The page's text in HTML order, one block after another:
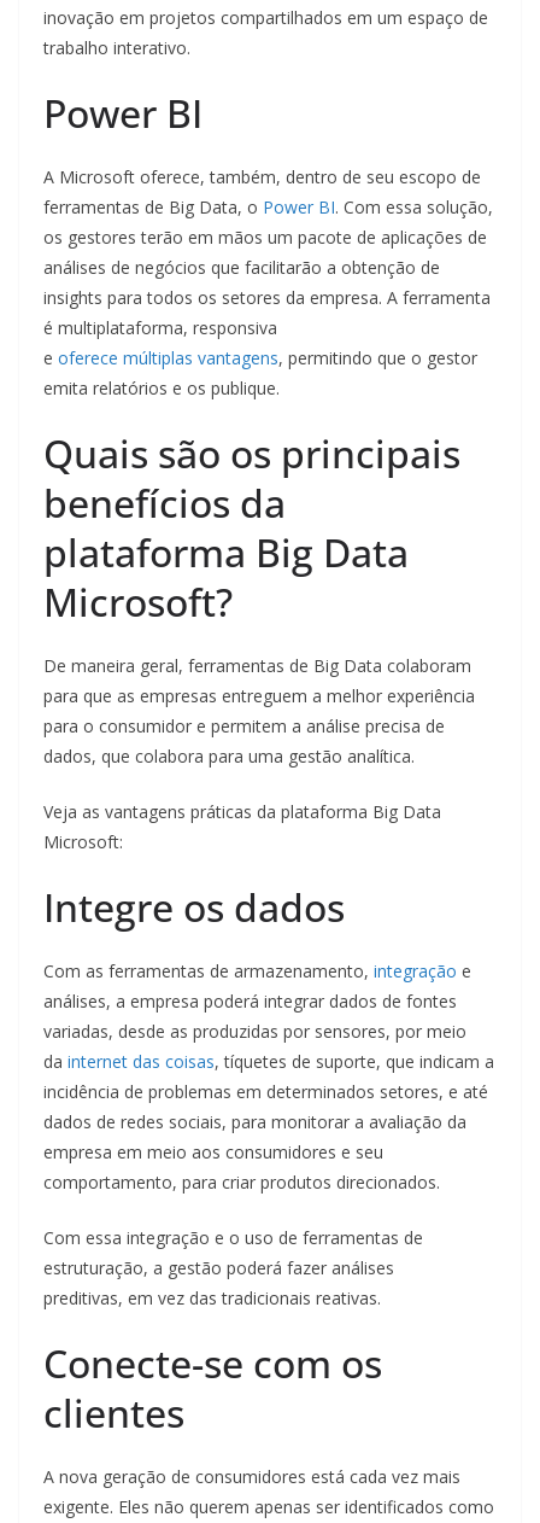
inovação em projetos compartilhados em um espaço de
trabalho interativo.
Power BI
A Microsoft oferece, também, dentro de seu escopo de
ferramentas de Big Data, o Power BI. Com essa solução,
os gestores terão em mãos um pacote de aplicações de
análises de negócios que facilitarão a obtenção de
insights para todos os setores da empresa. A ferramenta
é multiplataforma, responsiva
e oferece múltiplas vantagens, permitindo que o gestor
emita relatórios e os publique.
Quais são os principais
benefícios da
plataforma Big Data
Microsoft?
De maneira geral, ferramentas de Big Data colaboram
para que as empresas entreguem a melhor experiência
para o consumidor e permitem a análise precisa de
dados, que colabora para uma gestão analítica.
Veja as vantagens práticas da plataforma Big Data
Microsoft:
Integre os dados
Com as ferramentas de armazenamento, integração e
análises, a empresa poderá integrar dados de fontes
variadas, desde as produzidas por sensores, por meio
da internet das coisas, tíquetes de suporte, que indicam a
incidência de problemas em determinados setores, e até
dados de redes sociais, para monitorar a avaliação da
empresa em meio aos consumidores e seu
comportamento, para criar produtos direcionados.
Com essa integração e o uso de ferramentas de
estruturação, a gestão poderá fazer análises
preditivas, em vez das tradicionais reativas.
Conecte-se com os
clientes
A nova geração de consumidores está cada vez mais
exigente. Eles não querem apenas ser identificados como